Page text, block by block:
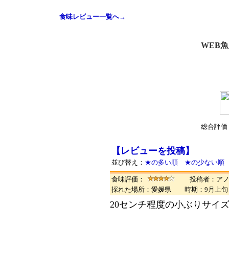
食味レビュー一覧へ→
WEB
総合評価
【レビューを投稿】
並び替え： ★の多い順 ★の少ない順
食味評価：
投稿者：ア
採れた場所：愛媛県 時期：9月上
20センチ程度の小ぶりサイ